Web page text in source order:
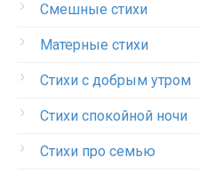
Смешные стихи
Матерные стихи
Стихи с добрым утром
Стихи спокойной ночи
Стихи про семью